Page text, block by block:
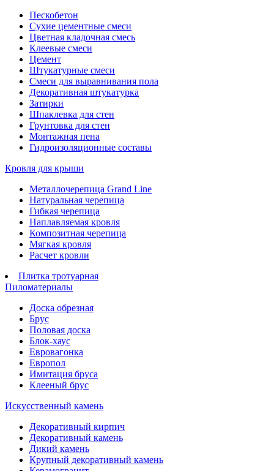
Пескобетон
Сухие цементные смеси
Цветная кладочная смесь
Клеевые смеси
Цемент
Штукатурные смеси
Смеси для выравнивания пола
Декоративная штукатурка
Затирки
Шпаклевка для стен
Грунтовка для стен
Монтажная пена
Гидроизоляционные составы
Кровля для крыши
Металлочерепица Grand Line
Натуральная черепица
Гибкая черепица
Наплавляемая кровля
Композитная черепица
Мягкая кровля
Расчет кровли
Плитка тротуарная
Пиломатериалы
Доска обрезная
Брус
Половая доска
Блок-хаус
Евровагонка
Европол
Имитация бруса
Клееный брус
Искусственный камень
Декоративный кирпич
Декоративный камень
Дикий камень
Крупный декоративный камень